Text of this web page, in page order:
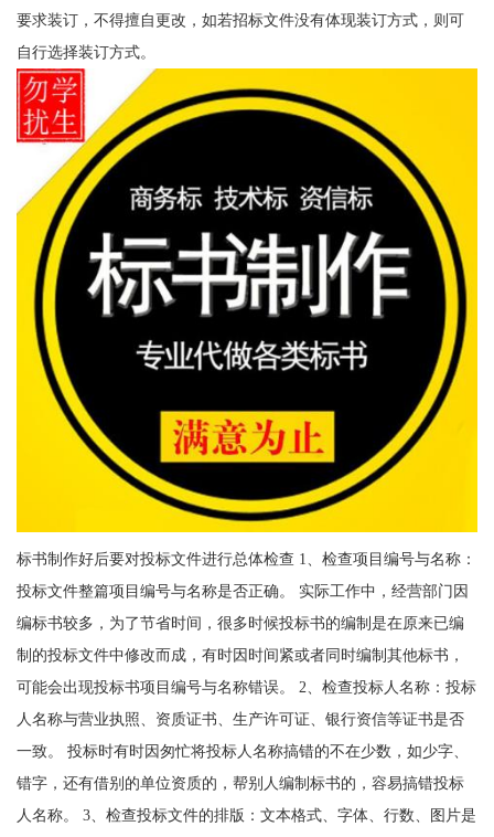
要求装订，不得擅自更改，如若招标文件没有体现装订方式，则可
自行选择装订方式。
标书制作好后要对投标文件进行总体检查 1、检查项目编号与名称：
投标文件整篇项目编号与名称是否正确。 实际工作中，经营部门因
编标书较多，为了节省时间，很多时候投标书的编制是在原来已编
制的投标文件中修改而成，有时因时间紧或者同时编制其他标书，
可能会出现投标书项目编号与名称错误。 2、检查投标人名称：投标
人名称与营业执照、资质证书、生产许可证、银行资信等证书是否
一致。 投标时有时因匆忙将投标人名称搞错的不在少数，如少字、
错字，还有借别的单位资质的，帮别人编制标书的，容易搞错投标
人名称。 3、检查投标文件的排版：文本格式、字体、行数、图片是